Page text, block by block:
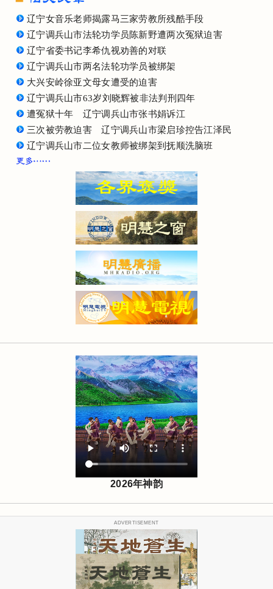
辽宁女音乐老师揭露马三家劳教所残酷手段
辽宁调兵山市法轮功学员陈新野遭两次冤狱迫害
辽宁省委书记李希仇视劝善的对联
辽宁调兵山市两名法轮功学员被绑架
大兴安岭徐亚文母女遭受的迫害
辽宁调兵山市63岁刘晓辉被非法判刑四年
遭冤狱十年 辽宁调兵山市张书娟诉江
三次被劳教迫害 辽宁调兵山市梁启珍控告江泽民
辽宁调兵山市二位女教师被绑架到抚顺洗脑班
2026年神韵
ADVERTISEMENT